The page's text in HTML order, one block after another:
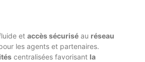
et accès sécurisé au réseau
les agents et partenaires.
centralisées favorisant la